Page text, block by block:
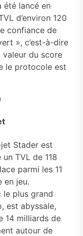
été lancé en
d’environ 120
confiance de
», c’est-à-dire
du score
le protocole est
Stader est
TVL de 118
parmi les 11
en jeu.
le plus grand
est abyssale,
14 milliards de
autour de